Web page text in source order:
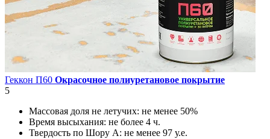
Геккон П60 Окрасочное полиуретановое покрытие
5
Массовая доля не летучих: не менее 50%
Время высыхания: не более 4 ч.
Твердость по Шору А: не менее 97 у.е.